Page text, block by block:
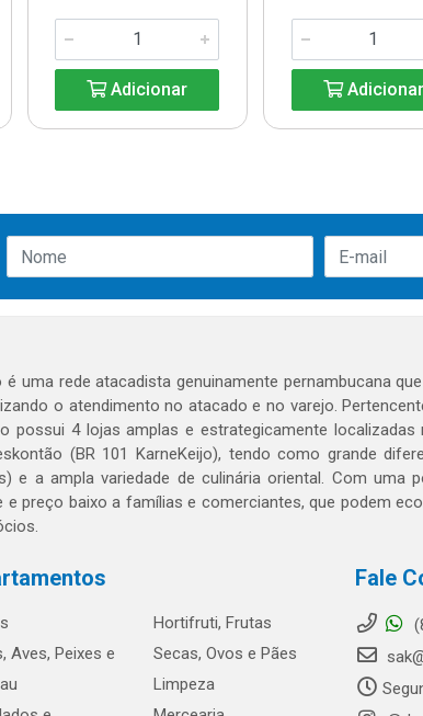
Adicionar Adicionar
é uma rede atacadista genuinamente pernambucana
o atendimento no atacado e no varejo.
possui 4 lojas amplas e estrategicamente localizadas
(BR 101 KarneKeijo), tendo como grande
e a ampla variedade de culinária oriental. Com uma
e preço baixo a famílias e comerciantes, que podem
Aves, Peixes e
Hortifruti, Frutas
Secas, Ovos e Pães
Limpeza
Fale